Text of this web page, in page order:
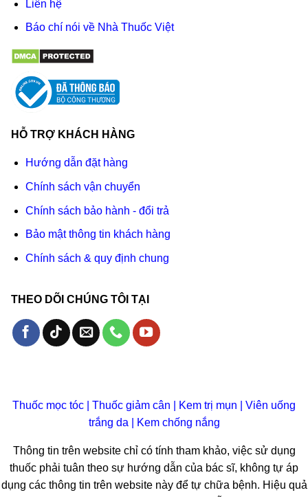
Liên hệ
Báo chí nói về Nhà Thuốc Việt
HỖ TRỢ KHÁCH HÀNG
Hướng dẫn đặt hàng
Chính sách vận chuyển
Chính sách bảo hành - đổi trả
Bảo mật thông tin khách hàng
Chính sách & quy định chung
THEO DÕI CHÚNG TÔI TẠI
Thuốc mọc tóc Thuốc giảm cân Kem trị mụn
Viên uống
trắng da
Kem chống nắng
Thông tin trên website chỉ có tính tham khảo, việc sử dụng
thuốc phải tuân theo sự hướng dẫn của bác sĩ, không tự áp
dụng các thông tin trên website này để tự chữa bệnh. Hiệu quả